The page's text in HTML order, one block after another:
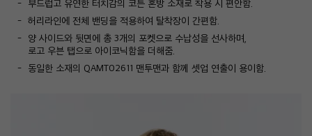
부드럽고 유연한 터치감의 코튼 혼방 소재로 착용 시 편안함.
허리라인에 전체 밴딩을 적용하여 탈착장이 간편함.
양 사이드와 뒷면에 총 3개의 포켓으로 수납성을 선사하며,
로고 우븐 탭으로 아이코닉함을 더해줌.
동일한 소재의 QAMT02611 맨투맨과 함께 셋업 연출이 용이함.